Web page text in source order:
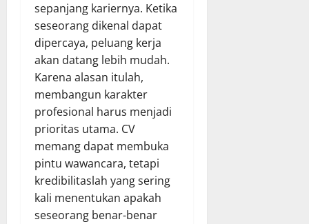
sepanjang kariernya. Ketika
seseorang dikenal dapat
dipercaya, peluang kerja
akan datang lebih mudah.
Karena alasan itulah,
membangun karakter
profesional harus menjadi
prioritas utama. CV
memang dapat membuka
pintu wawancara, tetapi
kredibilitaslah yang sering
kali menentukan apakah
seseorang benar-benar